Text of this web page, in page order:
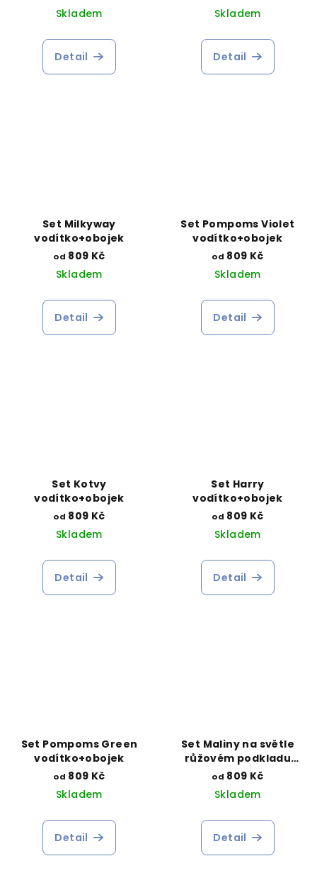
Skladem
Detail
Skladem
Detail
Set Milkyway
vodítko+obojek
od 809 Kč
Skladem
Detail
Set Pompoms Violet
vodítko+obojek
od 809 Kč
Skladem
Detail
Set Kotvy
vodítko+obojek
od 809 Kč
Skladem
Detail
Set Harry
vodítko+obojek
od 809 Kč
Skladem
Detail
Set Pompoms Green
vodítko+obojek
od 809 Kč
Skladem
Detail
Set Maliny na světle
růžovém podkladu
vodítko+obojek
od 809 Kč
Skladem
Detail